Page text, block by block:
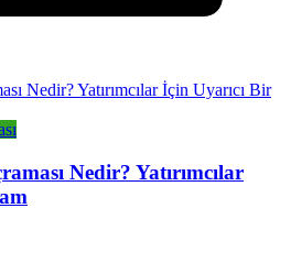
Nedir? Yatırımcılar